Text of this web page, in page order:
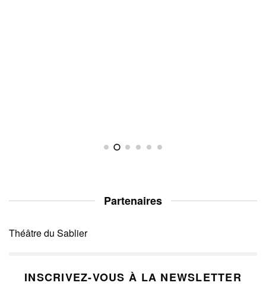
Partenaires
Théâtre du Sablier
INSCRIVEZ-VOUS À LA NEWSLETTER